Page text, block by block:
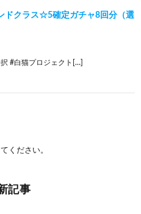
ドクラス☆5確定ガチャ8回分（選
#白猫プロジェクト[…]
ください。
記事